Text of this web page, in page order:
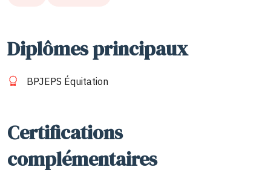
Diplômes principaux
BPJEPS Équitation
Certifications
complémentaires